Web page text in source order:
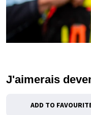
J'aimerais
ADD TO